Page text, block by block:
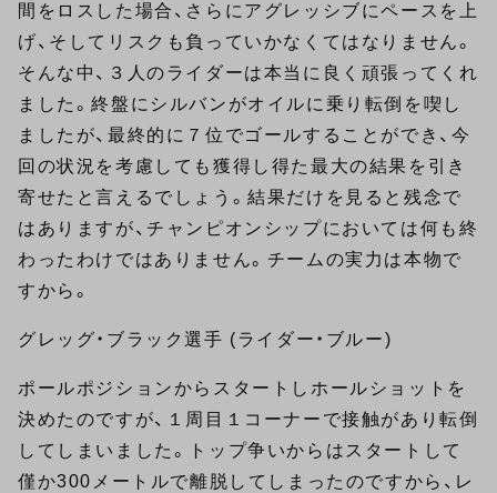
間をロスした場合、さらにアグレッシブにペースを上
げ、そしてリスクも負っていかなくてはなりません。
そんな中、３人のライダーは本当に良く頑張ってくれ
ました。終盤にシルバンがオイルに乗り転倒を喫し
ましたが、最終的に７位でゴールすることができ、今
回の状況を考慮しても獲得し得た最大の結果を引き
寄せたと言えるでしょう。結果だけを見ると残念で
はありますが、チャンピオンシップにおいては何も終
わったわけではありません。チームの実力は本物で
すから。
グレッグ・ブラック選手 (ライダー・ブルー)
ポールポジションからスタートしホールショットを
決めたのですが、１周目１コーナーで接触があり転倒
してしまいました。トップ争いからはスタートして
僅か300メートルで離脱してしまったのですから、レ